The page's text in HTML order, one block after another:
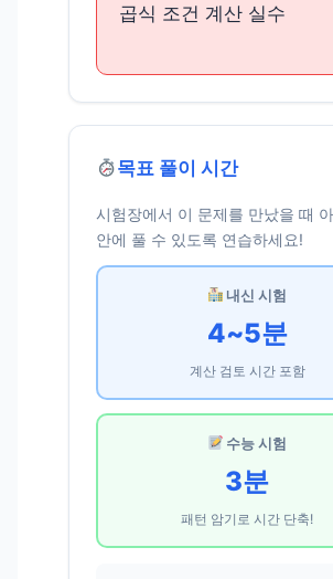
곱식 조건 계산 실수
목표 풀이 시간
시험장에서 이 문제를 만났을 때
안에 풀 수 있도록 연습하세요!
내신 시험
4~5분
계산 검토 시간 포함
수능 시험
3분
패턴 암기로 시간 단축!